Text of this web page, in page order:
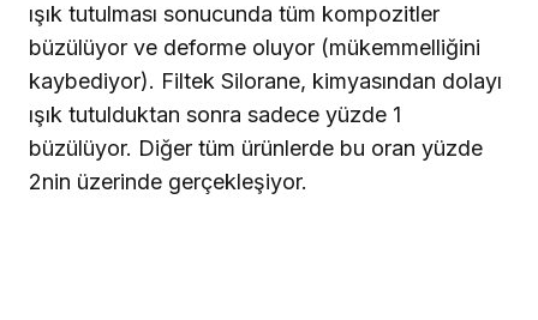
ışık tutulması sonucunda tüm kompozitler
büzülüyor ve deforme oluyor (mükemmelliğini
kaybediyor). Filtek Silorane, kimyasından dolayı
ışık tutulduktan sonra sadece yüzde 1
büzülüyor. Diğer tüm ürünlerde bu oran yüzde
2nin üzerinde gerçekleşiyor.